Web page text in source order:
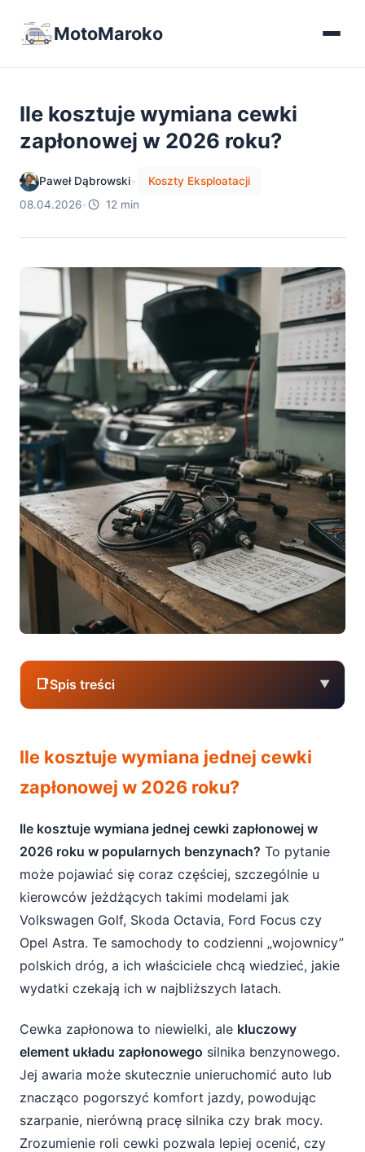
MotoMaroko
Ile kosztuje wymiana cewki
zapłonowej w 2026 roku?
Paweł Dąbrowski•
Koszty Eksploatacji
08.04.2026• 12 min
📑Spis treści ▼
zapłonowej w 2026 roku?
Dlaczego cewka zapłonowa jest tak ważna?
Dlaczego skupiamy się na roku 2026?
Co wpływa na koszt wymiany cewki
zapłonowej?
Rodzaj samochodu i silnika
Typ cewki zapłonowej
Producent cewki i jakość części
Koszt robocizny w warsztatach i ASO
Dodatkowe koszty przy wymianie cewki
Szacunkowe koszty wymiany jednej cewki
zapłonowej w 2026 roku
Ile kosztuje wymiana jednej cewki
zapłonowej w 2026 roku?
Ile kosztuje wymiana jednej cewki zapłonowej w
2026 roku w popularnych benzynach? To pytanie
może pojawiać się coraz częściej, szczególnie u
kierowców jeżdżących takimi modelami jak
Volkswagen Golf, Skoda Octavia, Ford Focus czy
Opel Astra. Te samochody to codzienni „wojownicy”
polskich dróg, a ich właściciele chcą wiedzieć, jakie
wydatki czekają ich w najbliższych latach.
Cewka zapłonowa to niewielki, ale kluczowy
element układu zapłonowego silnika benzynowego.
Jej awaria może skutecznie unieruchomić auto lub
znacząco pogorszyć komfort jazdy, powodując
szarpanie, nierówną pracę silnika czy brak mocy.
Zrozumienie roli cewki pozwala lepiej ocenić, czy